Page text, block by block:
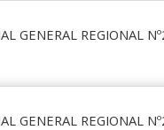
GENERAL REGIONAL
GENERAL REGIONAL